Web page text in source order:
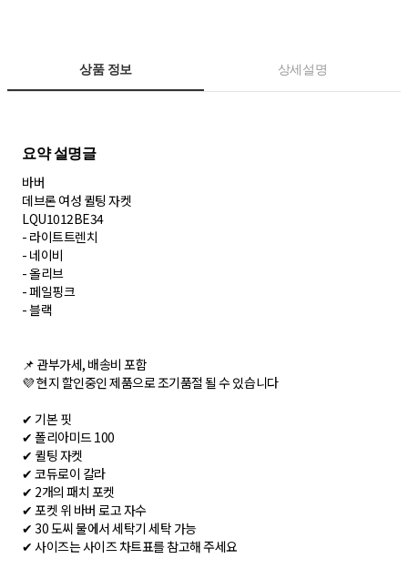
상품 정보 상세설명
요약 설명글
바버
데브론 여성 퀼팅 자켓
LQU1012BE34
- 라이트트렌치
- 네이비
- 올리브
- 페일핑크
- 블랙
📌 관부가세, 배송비 포함
💜 현지 할인중인 제품으로 조기품절 될 수 있습니다
✔ 기본 핏
✔ 폴리아미드 100
✔ 퀼팅 자켓
✔ 코듀로이 칼라
✔ 2개의 패치 포켓
✔ 포켓 위 바버 로고 자수
✔ 30 도씨 물에서 세탁기 세탁 가능
✔ 사이즈는 사이즈 차트표를 참고해 주세요